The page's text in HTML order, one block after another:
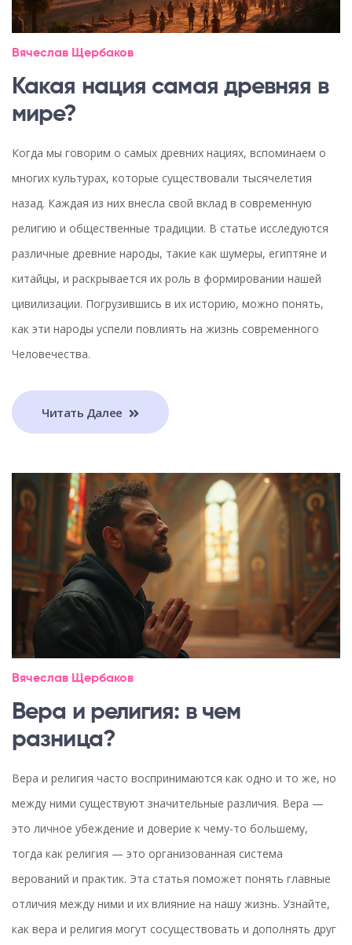
Вячеслав Щербаков
Какая нация самая древняя в
мире?
Когда мы говорим о самых древних нациях, вспоминаем о
многих культурах, которые существовали тысячелетия
назад. Каждая из них внесла свой вклад в современную
религию и общественные традиции. В статье исследуются
различные древние народы, такие как шумеры, египтяне и
китайцы, и раскрывается их роль в формировании нашей
цивилизации. Погрузившись в их историю, можно понять,
как эти народы успели повлиять на жизнь современного
Человечества.
Читать Далее
Вячеслав Щербаков
Вера и религия: в чем
разница?
Вера и религия часто воспринимаются как одно и то же, но
между ними существуют значительные различия. Вера —
это личное убеждение и доверие к чему-то большему,
тогда как религия — это организованная система
верований и практик. Эта статья поможет понять главные
отличия между ними и их влияние на нашу жизнь. Узнайте,
как вера и религия могут сосуществовать и дополнять друг